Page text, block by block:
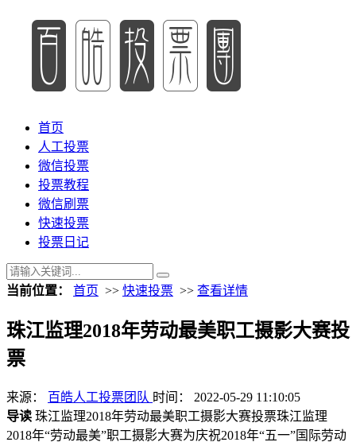
首页
人工投票
微信投票
投票教程
微信刷票
快速投票
投票日记
当前位置： 首页 >> 快速投票 >> 查看详情
珠江监理2018年劳动最美职工摄影大赛投
票
来源： 百皓人工投票团队 时间： 2022-05-29 11:10:05
导读 珠江监理2018年劳动最美职工摄影大赛投票珠江监理
2018年“劳动最美”职工摄影大赛为庆祝2018年“五一”国际劳动